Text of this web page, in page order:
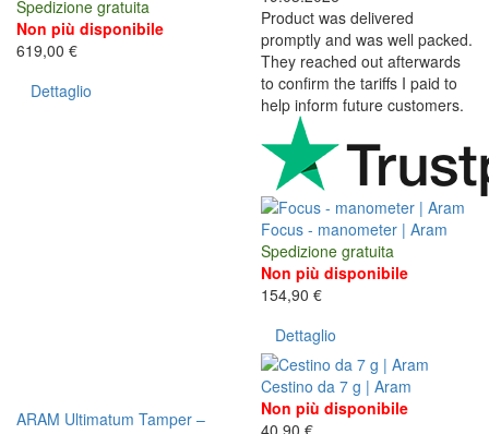
Spedizione gratuita
Non più disponibile
619,00 €
Dettaglio
Product was delivered
promptly and was well packed.
They reached out afterwards
to confirm the tariffs I paid to
help inform future customers.
ARAM Ultimatum Tamper –
Focus - manometer | Aram
Spedizione gratuita
Non più disponibile
154,90 €
Dettaglio
Cestino da 7 g | Aram
Non più disponibile